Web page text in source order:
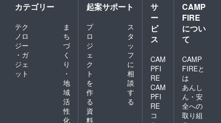
カテゴリー
テク
ノロ
ジー
・ガ
ジェ
ット
ま
ち
づ
く
り
・
地
域
活
性
化
起案サポート
プ
ロ
ジ
ェ
ク
ト
を
作
る
ス
タ
ッ
フ
に
相
談
す
る
資
料
サ
ー
ビ
ス
CAM
PFI
RE
CAM
PFI
RE
コ
CAMP
FIRE
につい
て
CAMP
FIREと
は
あんし
ん・安
全への
取り組